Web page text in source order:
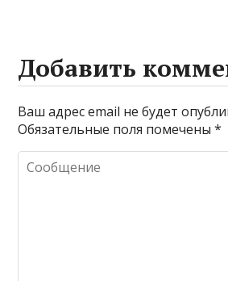
Добавить
Ваш адрес email не будет
Обязательные поля помечены*